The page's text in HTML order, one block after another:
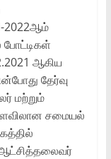
2022ஆம்
ஆகிய
தேர்வு
மற்றும்
சமையல்